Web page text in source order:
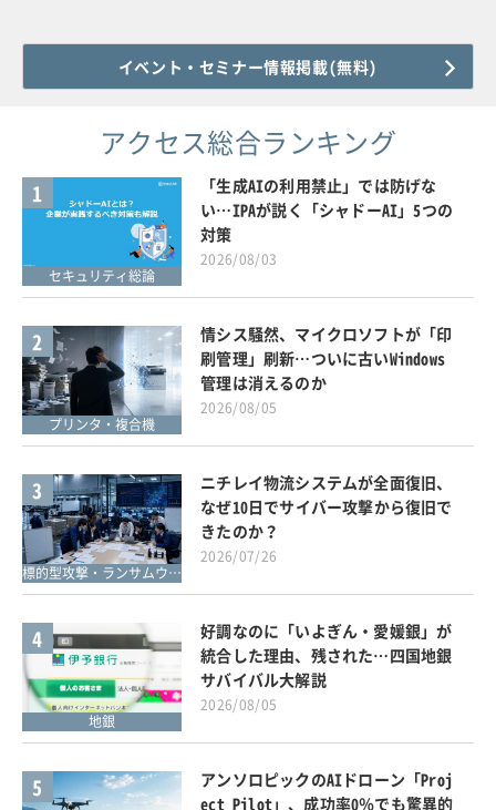
イベント・セミナー情報掲載(無料)
アクセス総合ランキング
1
セキュリティ総論
「生成AIの利用禁止」では防げな
い…IPAが説く「シャドーAI」5つの
対策
2026/08/03
2
プリンタ・複合機
情シス騒然、マイクロソフトが「印
刷管理」刷新…ついに古いWindows
管理は消えるのか
2026/08/05
3
標的型攻撃・ランサムウェア対策
ニチレイ物流システムが全面復旧、
なぜ10日でサイバー攻撃から復旧で
きたのか？
2026/07/26
4
地銀
好調なのに「いよぎん・愛媛銀」が
統合した理由、残された…四国地銀
サバイバル大解説
2026/08/05
5
アンソロピックのAIドローン「Proj
ect Pilot」、成功率0％でも驚異的